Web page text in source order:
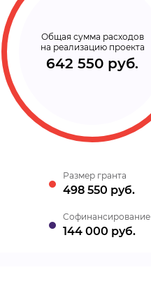
Общая сумма расходов
на реализацию проекта
642 550 руб.
Размер гранта
498 550 руб.
Cофинансирование
144 000 руб.